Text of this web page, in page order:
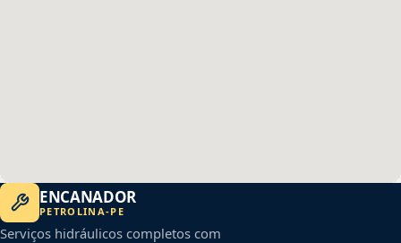
ENCANADOR
PETROLINA-PE
Serviços hidráulicos completos com